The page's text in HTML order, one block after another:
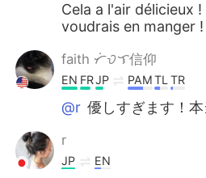
Cela a l'air délicieux
voudrais en manger !
faith ᜆᜒᜏᜎ信仰
EN FRJP PAM TL TR
@r 優しすぎます！
r
JP EN